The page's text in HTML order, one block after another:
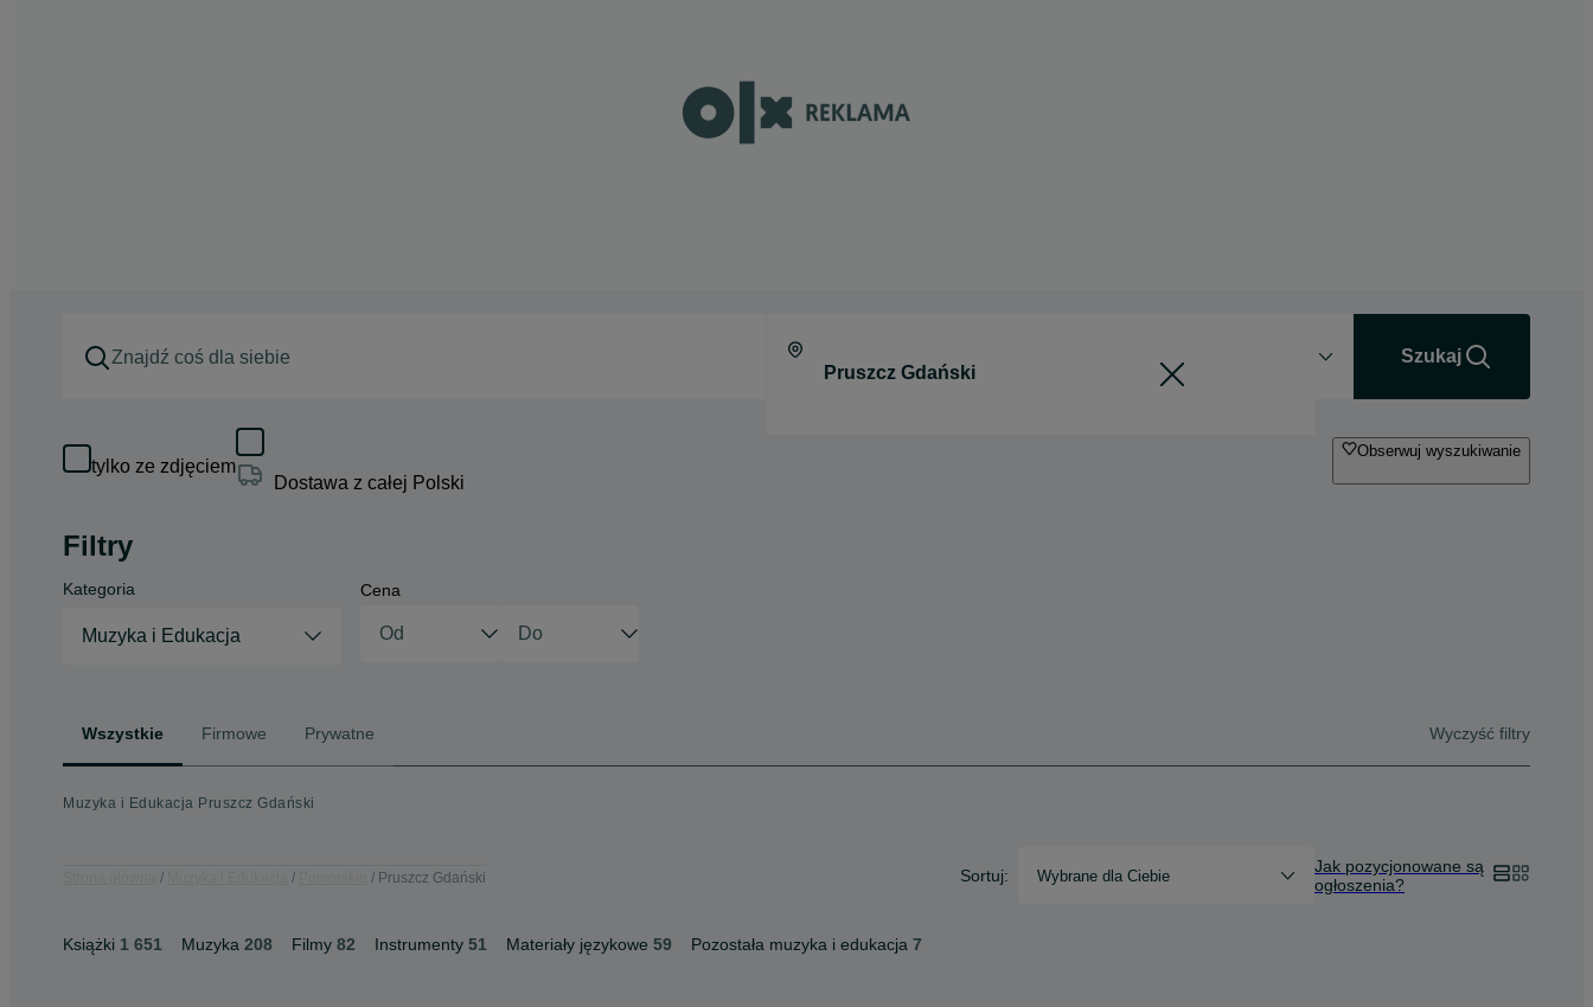
Szukaj
tylko ze zdjęciem
Dostawa z całej Polski
Obserwuj wyszukiwanie
Filtry
Kategoria
Muzyka i Edukacja
Cena
Wszystkie Firmowe Prywatne Wyczyść filtry
Muzyka i Edukacja Pruszcz Gdański
Pruszcz Gdański Sortuj: Wybrane dla Ciebie
Jak pozycjonowane są
ogłoszenia?
Książki 1 651 Muzyka 208 Filmy 82 Instrumenty 51 Materiały językowe 59 Pozostała muzyka i edukacja 7